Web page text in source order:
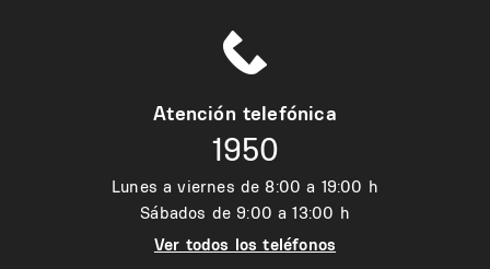
Atención telefónica
1950
Lunes a viernes de 8:00 a 19:00 h
Sábados de 9:00 a 13:00 h
Ver todos los teléfonos